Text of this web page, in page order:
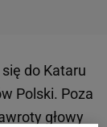
do Kataru
Polski. Poza
głowy